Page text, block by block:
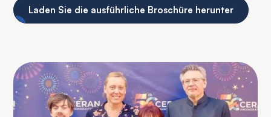
Laden Sie die ausführliche Broschüre herunter